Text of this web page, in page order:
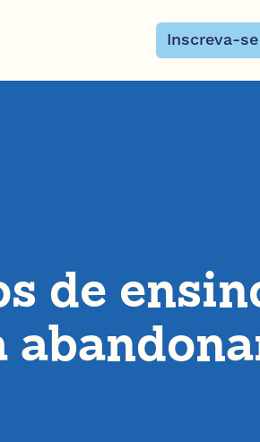
Inscreva-
de